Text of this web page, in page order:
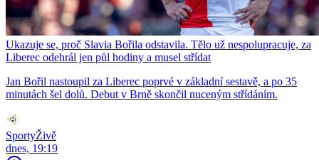
Ukazuje se, proč Slavia Bořila odstavila. Tělo už nespolupracuje, za
Liberec odehrál jen půl hodiny a musel střídat
Jan Bořil nastoupil za Liberec poprvé v základní sestavě, a po 35
minutách šel dolů. Debut v Brně skončil nuceným střídáním.
SportyŽivě
dnes, 19:19